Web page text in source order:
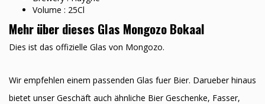
Volume : 25Cl
Mehr über dieses Glas Mongozo Bokaal
Dies ist das offizielle Glas von Mongozo.
Wir empfehlen einem passenden Glas fuer Bier. Darueber hinaus
bietet unser Geschäft auch ähnliche Bier Geschenke, Fasser,